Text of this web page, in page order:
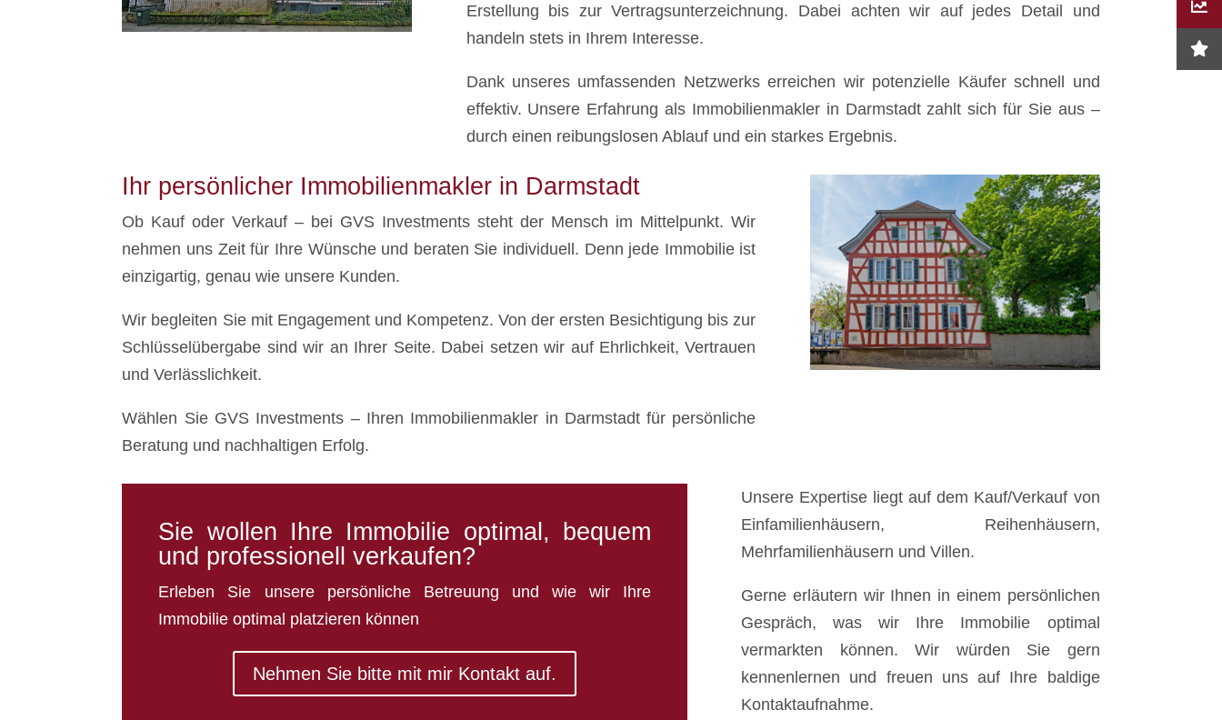
Erstellung bis zur Vertragsunterzeichnung. Dabei achten wir auf jedes Detail und
handeln stets in Ihrem Interesse.
Dank unseres umfassenden Netzwerks erreichen wir potenzielle Käufer schnell und
effektiv. Unsere Erfahrung als Immobilienmakler in Darmstadt zahlt sich für Sie aus –
durch einen reibungslosen Ablauf und ein starkes Ergebnis.
Ihr persönlicher Immobilienmakler in Darmstadt
Ob Kauf oder Verkauf – bei GVS Investments steht der Mensch im Mittelpunkt. Wir
nehmen uns Zeit für Ihre Wünsche und beraten Sie individuell. Denn jede Immobilie ist
einzigartig, genau wie unsere Kunden.
Wir begleiten Sie mit Engagement und Kompetenz. Von der ersten Besichtigung bis zur
Schlüsselübergabe sind wir an Ihrer Seite. Dabei setzen wir auf Ehrlichkeit, Vertrauen
und Verlässlichkeit.
Wählen Sie GVS Investments – Ihren Immobilienmakler in Darmstadt für persönliche
Beratung und nachhaltigen Erfolg.
Sie wollen Ihre Immobilie optimal, bequem
und professionell verkaufen?
Erleben Sie unsere persönliche Betreuung und wie wir Ihre
Immobilie optimal platzieren können
Nehmen Sie bitte mit mir Kontakt auf.
Unsere Expertise liegt auf dem Kauf/Verkauf von
Einfamilienhäusern, Reihenhäusern,
Mehrfamilienhäusern und Villen.
Gerne erläutern wir Ihnen in einem persönlichen
Gespräch, was wir Ihre Immobilie optimal
vermarkten können. Wir würden Sie gern
kennenlernen und freuen uns auf Ihre baldige
Kontaktaufnahme.